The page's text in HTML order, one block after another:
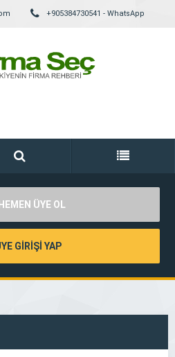
+905384730541 - WhatsApp
HEMEN ÜYE OL
GİRİŞİ YAP